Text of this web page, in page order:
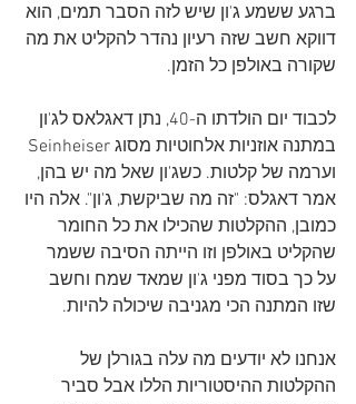
ברגע ששמע ג'ון שיש לזה הסבר תמים, הוא
דווקא חשב שזה רעיון נהדר להקליט את מה
שקורה באולפן כל הזמן.
לכבוד יום הולדתו ה-40, נתן דאגלאס לג'ון
וערמה של קלטות. כשג'ון שאל מה יש בהן,
אמר דאגלס: "זה מה שביקשת, ג'ון". אלה היו
כמובן, ההקלטות שהכילו את כל החומר
שהקליט באולפן וזו הייתה הסיבה ששמר
על כך בסוד מפני ג'ון שמאד שמח וחשב
שזו המתנה הכי מגניבה שיכולה להיות.
אנחנו לא יודעים מה עלה בגורלן של
ההקלטות ההיסטוריות הללו אבל סביר